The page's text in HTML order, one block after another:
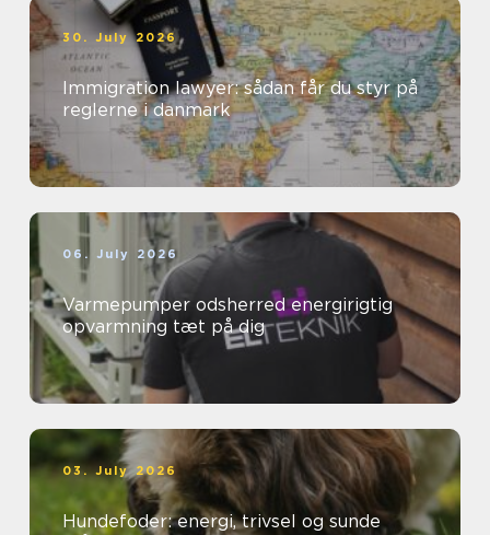
30. July 2026
Immigration lawyer: sådan får du styr på
reglerne i danmark
06. July 2026
Varmepumper odsherred energirigtig
opvarmning tæt på dig
03. July 2026
Hundefoder: energi, trivsel og sunde